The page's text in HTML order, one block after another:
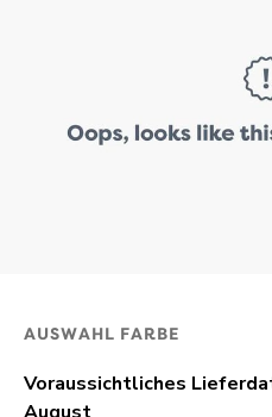
AUSWAHL FARBE